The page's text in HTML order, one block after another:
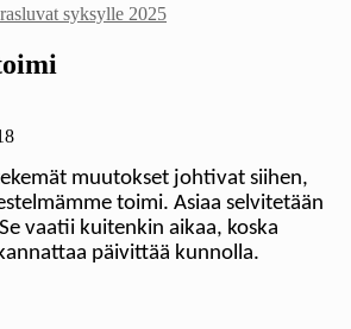
syksylle 2025
muutokset johtivat siihen,
toimi. Asiaa selvitetään
vaatii kuitenkin aikaa, koska
päivittää kunnolla.